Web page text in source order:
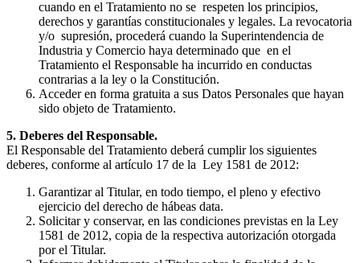
cuando en el Tratamiento no se respeten los principios,
derechos y garantías constitucionales y legales. La revocatoria
y/o supresión, procederá cuando la Superintendencia de
Industria y Comercio haya determinado que en el
Tratamiento el Responsable ha incurrido en conductas
contrarias a la ley o la Constitución.
Acceder en forma gratuita a sus Datos Personales que hayan
sido objeto de Tratamiento.
5. Deberes del Responsable.
El Responsable del Tratamiento deberá cumplir los siguientes
deberes, conforme al artículo 17 de la Ley 1581 de 2012:
Garantizar al Titular, en todo tiempo, el pleno y efectivo
ejercicio del derecho de hábeas data.
Solicitar y conservar, en las condiciones previstas en la Ley
1581 de 2012, copia de la respectiva autorización otorgada
por el Titular.